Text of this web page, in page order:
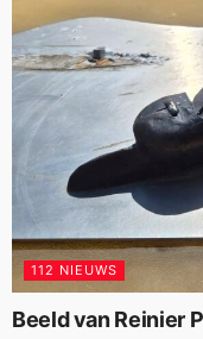
112 NIEUWS
Beeld van Reinier